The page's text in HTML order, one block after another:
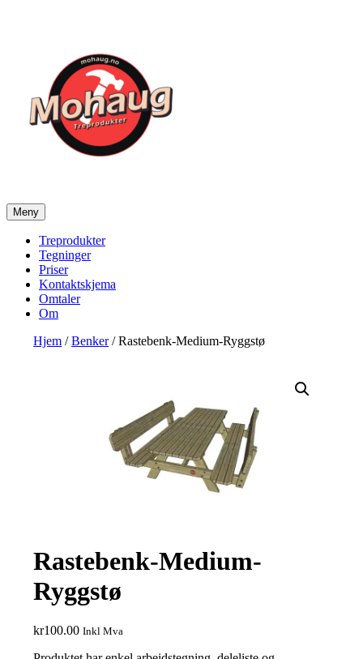
Mohaug Treprodukter
Salg av tegninger og treprodukter
Meny
Treprodukter
Tegninger
Priser
Kontaktskjema
Omtaler
Om
Hjem /Benker/ Rastebenk-Medium-Ryggstø
Rastebenk-Medium-
Ryggstø
kr100.00 Inkl Mva